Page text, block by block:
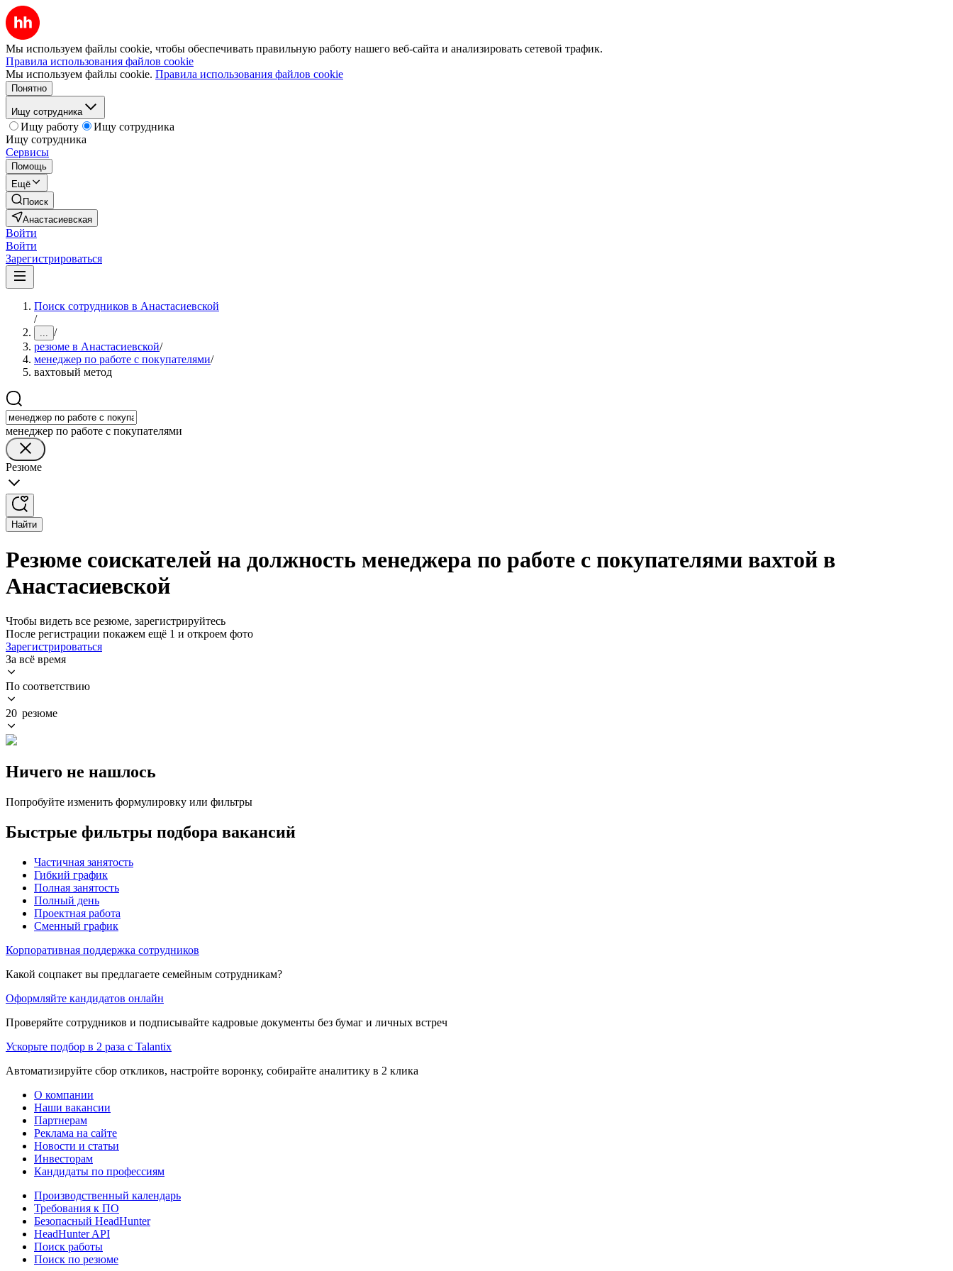
Мы используем файлы cookie, чтобы обеспечивать правильную работу нашего веб-сайта и анализировать сетевой трафик.
Правила использования файлов cookie
Мы используем файлы cookie. Правила использования файлов cookie
Понятно
Ищу сотрудника
Ищу работу
Ищу сотрудника
Ищу сотрудника
Сервисы
Помощь
Ещё
Поиск
Анастасиевская
Войти
Войти
Зарегистрироваться
Поиск сотрудников в Анастасиевской
/
... /
резюме в Анастасиевской/
менеджер по работе с покупателями/
вахтовый метод
менеджер по работе с покупателями
Резюме
Найти
Резюме соискателей на должность менеджера по работе с покупателями вахтой в
Анастасиевской
Чтобы видеть все резюме, зарегистрируйтесь
После регистрации покажем ещё 1 и откроем фото
Зарегистрироваться
За всё время
По соответствию
20 резюме
Ничего не нашлось
Попробуйте изменить формулировку или фильтры
Быстрые фильтры подбора вакансий
Частичная занятость
Гибкий график
Полная занятость
Полный день
Проектная работа
Сменный график
Корпоративная поддержка сотрудников
Какой соцпакет вы предлагаете семейным сотрудникам?
Оформляйте кандидатов онлайн
Проверяйте сотрудников и подписывайте кадровые документы без бумаг и личных встреч
Ускорьте подбор в 2 раза с Talantix
Автоматизируйте сбор откликов, настройте воронку, собирайте аналитику в 2 клика
О компании
Наши вакансии
Партнерам
Реклама на сайте
Новости и статьи
Инвесторам
Кандидаты по профессиям
Производственный календарь
Требования к ПО
Безопасный HeadHunter
HeadHunter API
Поиск работы
Поиск по резюме